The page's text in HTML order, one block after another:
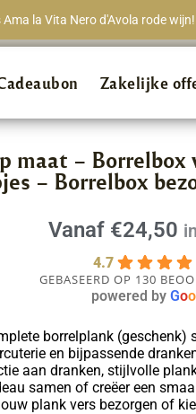
la Vita Nero d'Avola rode wijn!
98% van onze klanten beveelt
Zakelijke
maat – Borrelbox
– Borrelbox
Vanaf €24,50
4.7
GEBASEERD OP 130
powered by Goo
borrelplank (geschenk)
en bijpassende
aan dranken, stijlvolle
samen of creëer een
plank vers bezorgen of